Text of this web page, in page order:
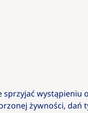
żywności, dań